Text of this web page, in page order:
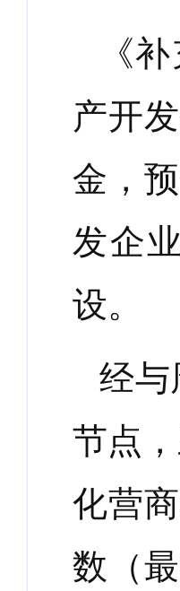
《
产开
金，
发企
设。
经与
节点
化营
数（